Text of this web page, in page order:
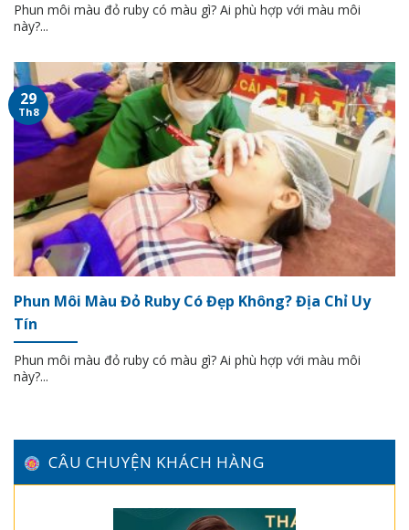
Phun môi màu đỏ ruby ​​có màu gì? Ai phù hợp với màu môi
này?...
Phun Môi Màu Đỏ Ruby Có Đẹp Không? Địa Chỉ Uy
Tín
Phun môi màu đỏ ruby ​​có màu gì? Ai phù hợp với màu môi
này?...
29
Th8
CÂU CHUYỆN KHÁCH HÀNG